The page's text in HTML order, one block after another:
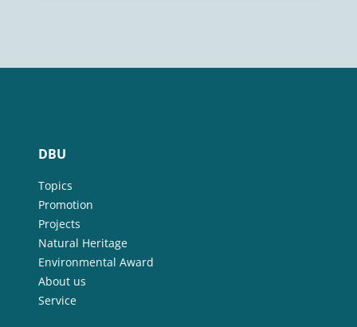
DBU
Topics
Promotion
Projects
Natural Heritage
Environmental Award
About us
Service